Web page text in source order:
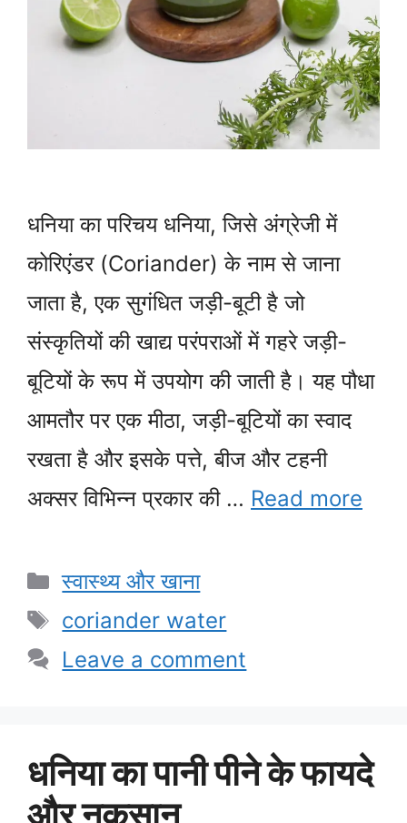
धनिया का परिचय धनिया, जिसे अंग्रेजी में
कोरिएंडर (Coriander) के नाम से जाना
जाता है, एक सुगंधित जड़ी-बूटी है जो
संस्कृतियों की खाद्य परंपराओं में गहरे जड़ी-
बूटियों के रूप में उपयोग की जाती है। यह पौधा
आमतौर पर एक मीठा, जड़ी-बूटियों का स्वाद
रखता है और इसके पत्ते, बीज और टहनी
अक्सर विभिन्न प्रकार की … Read more
Categories
स्वास्थ्य और खाना
Tags
coriander water
Leave a comment
धनिया का पानी पीने के फायदे